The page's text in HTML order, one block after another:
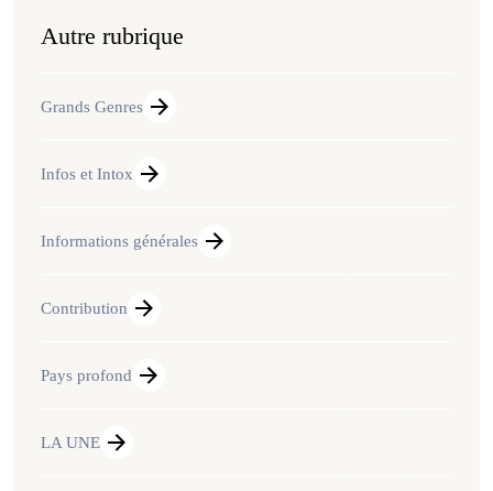
Autre rubrique
Grands Genres
Infos et Intox
Informations générales
Contribution
Pays profond
LA UNE